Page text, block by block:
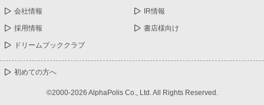
会社情報 IR情報
採用情報 書店様向け
ドリームブッククラブ
初めての方へ
©2000-2026 AlphaPolis Co., Ltd. All Rights Reserved.